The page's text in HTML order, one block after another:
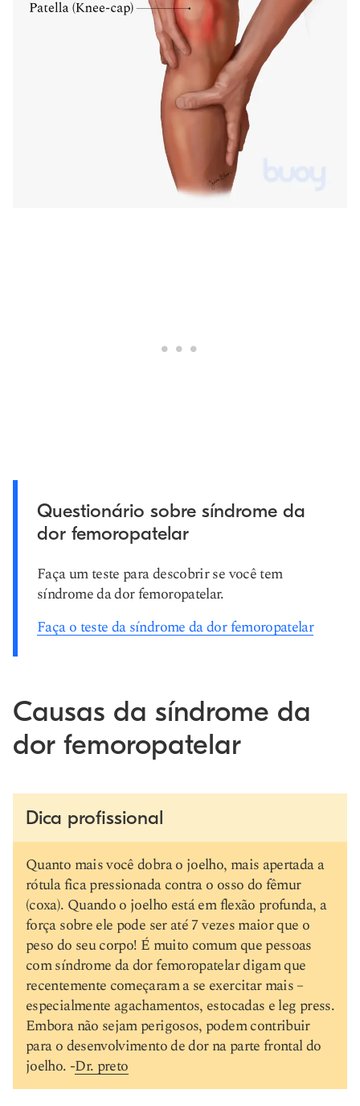
Questionário sobre síndrome da
dor femoropatelar
Faça um teste para descobrir se você tem
síndrome da dor femoropatelar.
Faça o teste da síndrome da dor femoropatelar
Causas da síndrome da
dor femoropatelar
Dica profissional
Quanto mais você dobra o joelho, mais apertada a
rótula fica pressionada contra o osso do fêmur
(coxa). Quando o joelho está em flexão profunda, a
força sobre ele pode ser até 7 vezes maior que o
peso do seu corpo! É muito comum que pessoas
com síndrome da dor femoropatelar digam que
recentemente começaram a se exercitar mais –
especialmente agachamentos, estocadas e leg press.
Embora não sejam perigosos, podem contribuir
para o desenvolvimento de dor na parte frontal do
joelho. -Dr. preto